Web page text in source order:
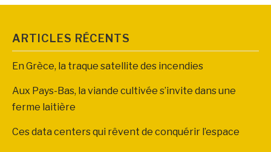
ARTICLES RÉCENTS
En Grèce, la traque satellite des incendies
Aux Pays-Bas, la viande cultivée s’invite dans une
ferme laitière
Ces data centers qui rêvent de conquérir l’espace